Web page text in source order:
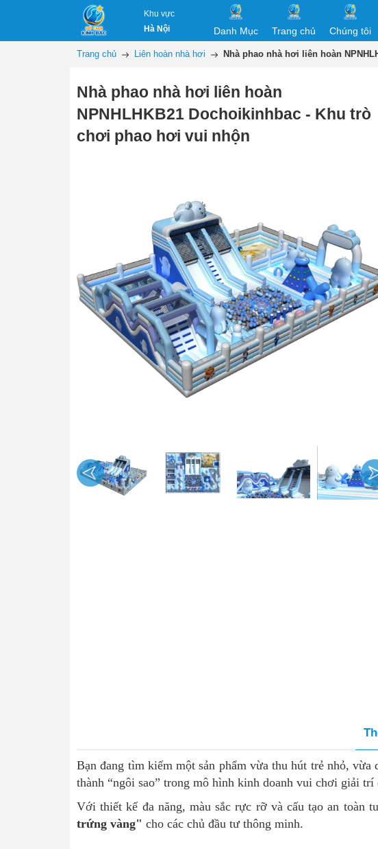
Khu vực
Hà Nội
Danh Mục Trang chủ Chúng tôi
Trang chủ Liên hoàn nhà hơi Nhà phao nhà hơi liên hoàn
Nhà phao nhà hơi liên hoàn
NPNHLHKB21 Dochoikinhbac - Khu trò
chơi phao hơi vui nhộn
Bạn đang tìm kiếm một sản phẩm vừa thu hút trẻ nhỏ,
thành “ngôi sao” trong mô hình kinh doanh vui chơi giải trí
Với thiết kế đa năng, màu sắc rực rỡ và cấu tạo an toàn
trứng vàng" cho các chủ đầu tư thông minh.